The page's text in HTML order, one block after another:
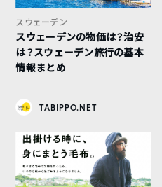
スウェーデン
スウェーデンの物価は？治安
は？スウェーデン旅行の基本
情報まとめ
TABIPPO.NET